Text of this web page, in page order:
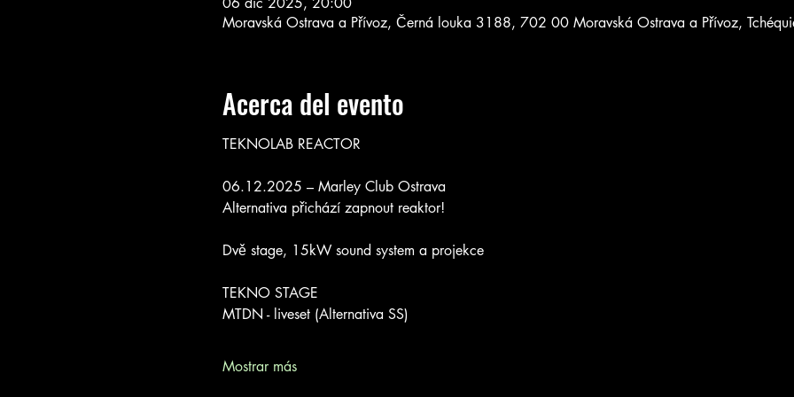
Moravská Ostrava a Přívoz, Černá louka 3188, 702 00 Moravská Ostrava a Přívoz,
Acerca del evento
TEKNOLAB REACTOR
06.12.2025 – Marley Club Ostrava
Alternativa přichází zapnout reaktor!
Dvě stage, 15kW sound system a projekce
TEKNO STAGE
MTDN - liveset (Alternativa SS)
Mostrar más